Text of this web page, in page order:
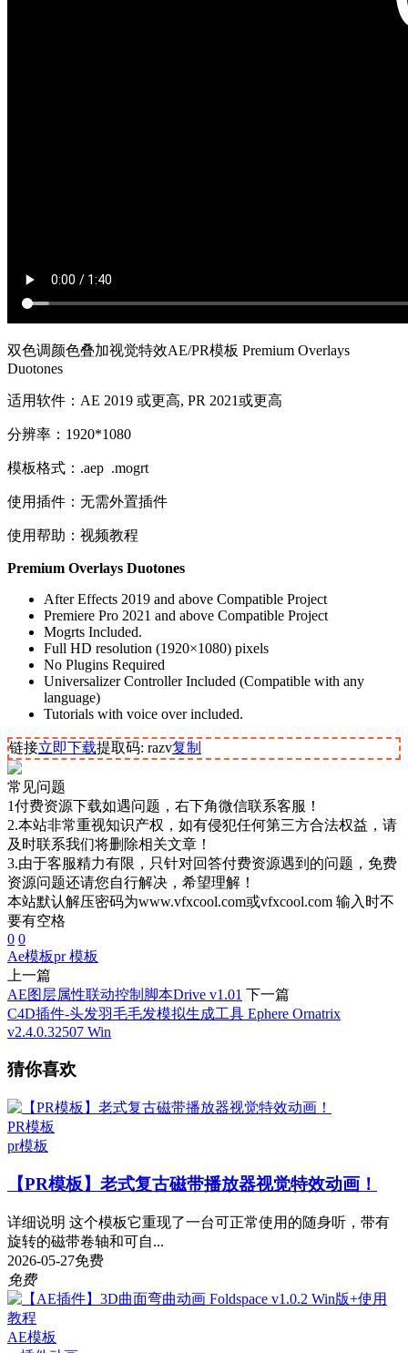
双色调颜色叠加视觉特效AE/PR模板 Premium Overlays
Duotones
适用软件：AE 2019 或更高, PR 2021或更高
分辨率：1920*1080
模板格式：.aep .mogrt
使用插件：无需外置插件
使用帮助：视频教程
Premium Overlays Duotones
After Effects 2019 and above Compatible Project
Premiere Pro 2021 and above Compatible Project
Mogrts Included.
Full HD resolution (1920×1080) pixels
No Plugins Required
Universalizer Controller Included (Compatible with any
language)
Tutorials with voice over included.
链接立即下载提取码: razv复制
常见问题
1付费资源下载如遇问题，右下角微信联系客服！
2.本站非常重视知识产权，如有侵犯任何第三方合法权益，请
及时联系我们将删除相关文章！
3.由于客服精力有限，只针对回答付费资源遇到的问题，免费
资源问题还请您自行解决，希望理解！
本站默认解压密码为www.vfxcool.com或vfxcool.com 输入时不
要有空格
0 0
Ae模板pr 模板
上一篇
AE图层属性联动控制脚本Drive v1.01 下一篇
C4D插件-头发羽毛毛发模拟生成工具 Ephere Ornatrix
v2.4.0.32507 Win
猜你喜欢
PR模板
pr模板
【PR模板】老式复古磁带播放器视觉特效动画！
详细说明 这个模板它重现了一台可正常使用的随身听，带有
旋转的磁带卷轴和可自...
2026-05-27免费
免费
AE模板